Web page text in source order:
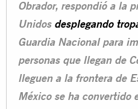
Obrador, respondió a la
Unidos desplegando
Guardia Nacional para
personas que llegan de
lleguen a la frontera de
México se ha convertido